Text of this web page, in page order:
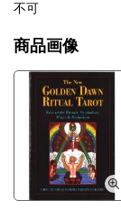
不可
商品画像